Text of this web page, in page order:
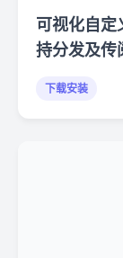
可视化自定
持分发及传
下载安装